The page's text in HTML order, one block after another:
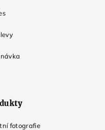
fotografie